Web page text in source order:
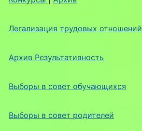
Легализация трудовых отношений
Архив Результативность
Выборы в совет обучающихся
Выборы в совет родителей